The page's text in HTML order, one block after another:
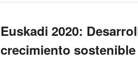
Euskadi 2020:
crecimiento sostenible